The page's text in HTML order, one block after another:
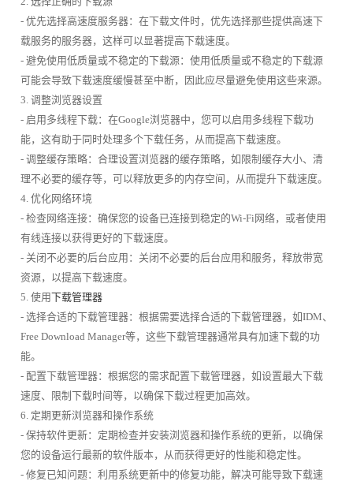
- 优先选择高速度服务器：在下载文件时，优先选择那些提供高速下
载服务的服务器，这样可以显著提高下载速度。
- 避免使用低质量或不稳定的下载源：使用低质量或不稳定的下载源
可能会导致下载速度缓慢甚至中断，因此应尽量避免使用这些来源。
3. 调整浏览器设置
- 启用多线程下载：在Google浏览器中，您可以启用多线程下载功
能，这有助于同时处理多个下载任务，从而提高下载速度。
- 调整缓存策略：合理设置浏览器的缓存策略，如限制缓存大小、清
理不必要的缓存等，可以释放更多的内存空间，从而提升下载速度。
4. 优化网络环境
- 检查网络连接：确保您的设备已连接到稳定的Wi-Fi网络，或者使用
有线连接以获得更好的下载速度。
- 关闭不必要的后台应用：关闭不必要的后台应用和服务，释放带宽
资源，以提高下载速度。
5. 使用下载管理器
- 选择合适的下载管理器：根据需要选择合适的下载管理器，如IDM、
Free Download Manager等，这些下载管理器通常具有加速下载的功
能。
- 配置下载管理器：根据您的需求配置下载管理器，如设置最大下载
速度、限制下载时间等，以确保下载过程更加高效。
6. 定期更新浏览器和操作系统
- 保持软件更新：定期检查并安装浏览器和操作系统的更新，以确保
您的设备运行最新的软件版本，从而获得更好的性能和稳定性。
- 修复已知问题：利用系统更新中的修复功能，解决可能导致下载速